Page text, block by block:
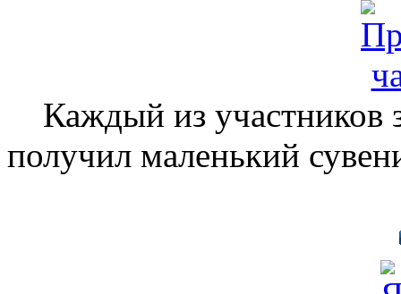
Каждый из участников
получил маленький